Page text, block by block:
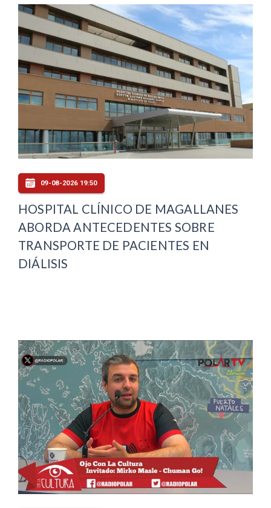
09-08-2026 19:50
HOSPITAL CLÍNICO DE MAGALLANES
ABORDA ANTECEDENTES SOBRE
TRANSPORTE DE PACIENTES EN
DIÁLISIS